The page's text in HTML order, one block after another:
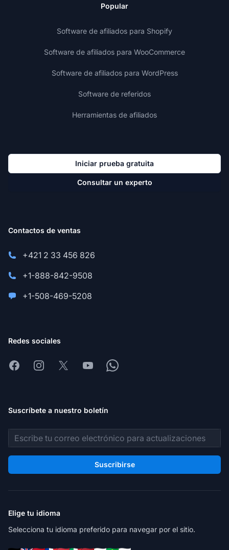
Popular
Software de afiliados para Shopify
Software de afiliados para WooCommerce
Software de afiliados para WordPress
Software de referidos
Herramientas de afiliados
Iniciar prueba gratuita
Consultar un experto
Contactos de ventas
+421 2 33 456 826
+1-888-842-9508
+1-508-469-5208
Redes sociales
FacebookInstagram
X YoutubeWhatsapp
Suscríbete a nuestro boletín
Dirección de correo electrónico
Suscribirse
Elige tu idioma
Selecciona tu idioma preferido para navegar por el sitio.